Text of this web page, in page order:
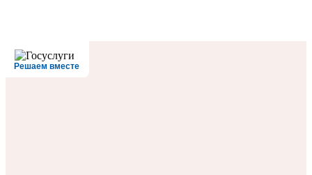
Решаем вместе